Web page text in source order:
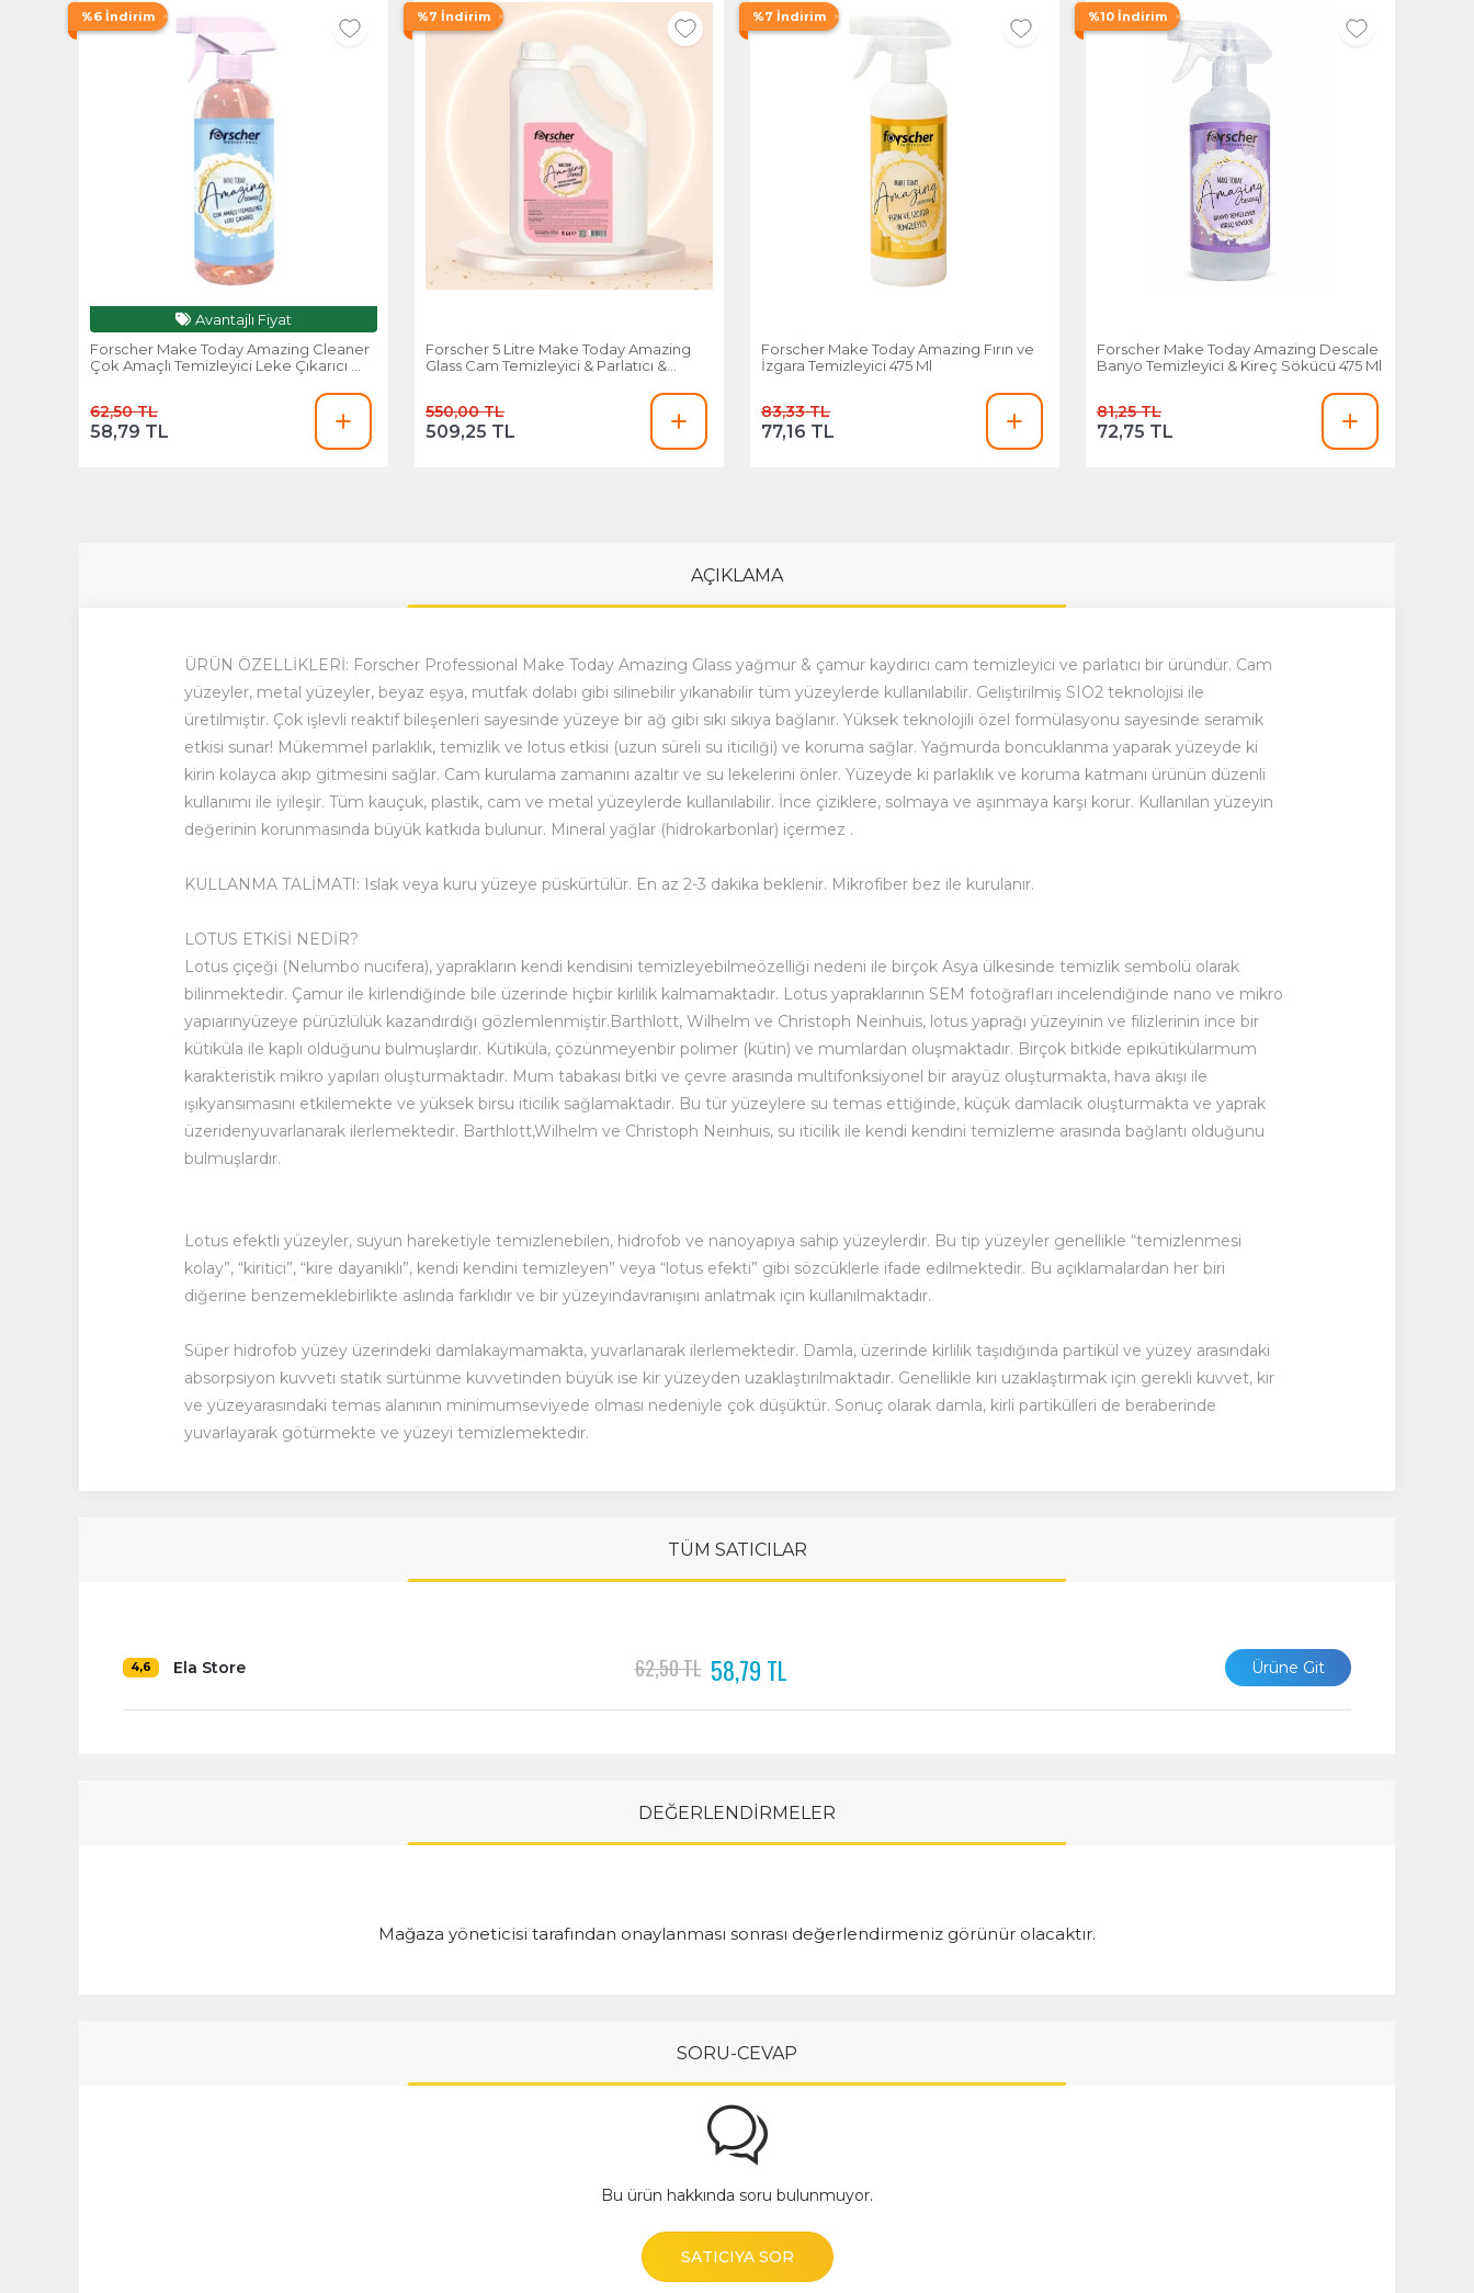
%6 İndirim
Avantajlı Fiyat
Forscher Make Today Amazing Cleaner
Çok Amaçlı Temizleyici Leke Çıkarıcı 475
62,50 TL
58,79 TL
%7 İndirim
Forscher 5 Litre Make Today Amazing
Glass Cam Temizleyici & Parlatıcı &
550,00 TL
509,25 TL
%7 İndirim
Forscher Make Today Amazing Fırın ve
İzgara Temizleyici 475 Ml
83,33 TL
77,16 TL
%10 İndirim
Forscher Make Today Amazing Descale
Banyo Temizleyici & Kireç Sökücü 475 Ml
81,25 TL
72,75 TL
AÇIKLAMA
ÜRÜN ÖZELLİKLERİ: Forscher Professional Make Today Amazing Glass yağmur & çamur kaydırıcı cam temizleyici ve parlatıcı bir üründür. Cam
yüzeyler, metal yüzeyler, beyaz eşya, mutfak dolabı gibi silinebilir yıkanabilir tüm yüzeylerde kullanılabilir. Geliştirilmiş SIO2 teknolojisi ile
üretilmiştir. Çok işlevli reaktif bileşenleri sayesinde yüzeye bir ağ gibi sıkı sıkıya bağlanır. Yüksek teknolojili özel formülasyonu sayesinde seramik
etkisi sunar! Mükemmel parlaklık, temizlik ve lotus etkisi (uzun süreli su iticiliği) ve koruma sağlar. Yağmurda boncuklanma yaparak yüzeyde ki
kirin kolayca akıp gitmesini sağlar. Cam kurulama zamanını azaltır ve su lekelerini önler. Yüzeyde ki parlaklık ve koruma katmanı ürünün düzenli
kullanımı ile iyileşir. Tüm kauçuk, plastik, cam ve metal yüzeylerde kullanılabilir. İnce çiziklere, solmaya ve aşınmaya karşı korur. Kullanılan yüzeyin
değerinin korunmasında büyük katkıda bulunur. Mineral yağlar (hidrokarbonlar) içermez .
KULLANMA TALİMATI: Islak veya kuru yüzeye püskürtülür. En az 2-3 dakika beklenir. Mikrofiber bez ile kurulanır.
LOTUS ETKİSİ NEDİR?
Lotus çiçeği (Nelumbo nucifera), yaprakların kendi kendisini temizleyebilmeözelliği nedeni ile birçok Asya ülkesinde temizlik sembolü olarak
bilinmektedir. Çamur ile kirlendiğinde bile üzerinde hiçbir kirlilik kalmamaktadır. Lotus yapraklarının SEM fotoğrafları incelendiğinde nano ve mikro
yapıarınyüzeye pürüzlülük kazandırdığı gözlemlenmiştir.Barthlott, Wilhelm ve Christoph Neinhuis, lotus yaprağı yüzeyinin ve filizlerinin ince bir
kütiküla ile kaplı olduğunu bulmuşlardır. Kütiküla, çözünmeyenbir polimer (kütin) ve mumlardan oluşmaktadır. Birçok bitkide epikütikülarmum
karakteristik mikro yapıları oluşturmaktadır. Mum tabakası bitki ve çevre arasında multifonksiyonel bir arayüz oluşturmakta, hava akışı ile
ışıkyansımasını etkilemekte ve yüksek birsu iticilik sağlamaktadır. Bu tür yüzeylere su temas ettiğinde, küçük damlacık oluşturmakta ve yaprak
üzeridenyuvarlanarak ilerlemektedir. Barthlott,Wilhelm ve Christoph Neinhuis, su iticilik ile kendi kendini temizleme arasında bağlantı olduğunu
bulmuşlardır.
Lotus efektli yüzeyler, suyun hareketiyle temizlenebilen, hidrofob ve nanoyapıya sahip yüzeylerdir. Bu tip yüzeyler genellikle “temizlenmesi
kolay”, “kiritici”, “kire dayanıklı”, kendi kendini temizleyen” veya “lotus efekti” gibi sözcüklerle ifade edilmektedir. Bu açıklamalardan her biri
diğerine benzemeklebirlikte aslında farklıdır ve bir yüzeyindavranışını anlatmak için kullanılmaktadır.
Süper hidrofob yüzey üzerindeki damlakaymamakta, yuvarlanarak ilerlemektedir. Damla, üzerinde kirlilik taşıdığında partikül ve yüzey arasındaki
absorpsiyon kuvveti statik sürtünme kuvvetinden büyük ise kir yüzeyden uzaklaştırılmaktadır. Genellikle kiri uzaklaştırmak için gerekli kuvvet, kir
ve yüzeyarasındaki temas alanının minimumseviyede olması nedeniyle çok düşüktür. Sonuç olarak damla, kirli partikülleri de beraberinde
yuvarlayarak götürmekte ve yüzeyi temizlemektedir.
TÜM SATICILAR
4,6 Ela Store 62,50 TL 58,79 TL Ürüne Git
DEĞERLENDİRMELER
Mağaza yöneticisi tarafından onaylanması sonrası değerlendirmeniz görünür olacaktır.
SORU-CEVAP
Bu ürün hakkında soru bulunmuyor.
SATICIYA SOR